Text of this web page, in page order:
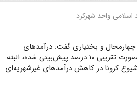
اسلامی واحد شهرکرد
چهارمحال و بختیاری گفت: درآمدهای
غیرشهریه‌ای در سال مالی آینده به‌صورت تقریبی ۱۰ درصد پیش‌بینی شده، البته
کرونا در کاهش درآمدهای غیرشهریه‌ای